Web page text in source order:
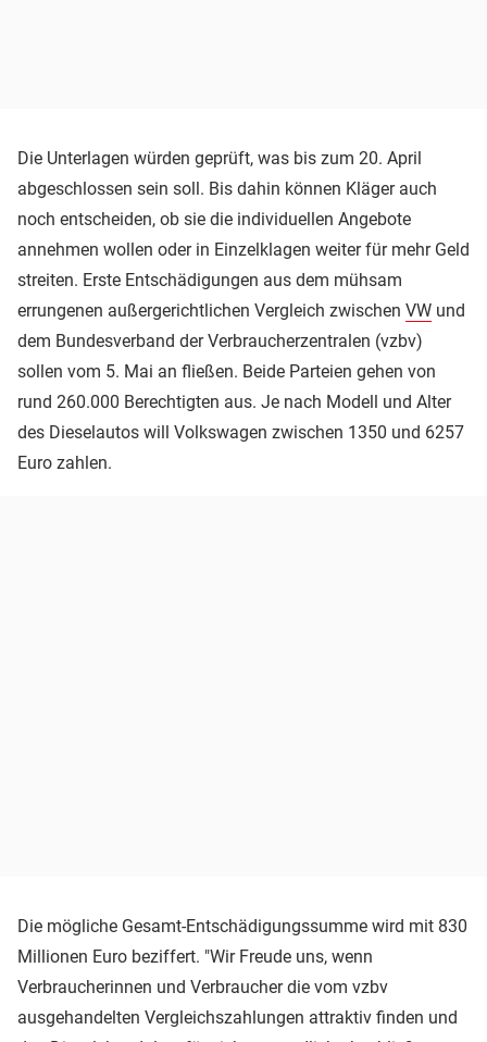
Die Unterlagen würden geprüft, was bis zum 20. April
abgeschlossen sein soll. Bis dahin können Kläger auch
noch entscheiden, ob sie die individuellen Angebote
annehmen wollen oder in Einzelklagen weiter für mehr Geld
streiten. Erste Entschädigungen aus dem mühsam
errungenen außergerichtlichen Vergleich zwischen VW und
dem Bundesverband der Verbraucherzentralen (vzbv)
sollen vom 5. Mai an fließen. Beide Parteien gehen von
rund 260.000 Berechtigten aus. Je nach Modell und Alter
des Dieselautos will Volkswagen zwischen 1350 und 6257
Euro zahlen.
Die mögliche Gesamt-Entschädigungssumme wird mit 830
Millionen Euro beziffert. "Wir Freude uns, wenn
Verbraucherinnen und Verbraucher die vom vzbv
ausgehandelten Vergleichszahlungen attraktiv finden und